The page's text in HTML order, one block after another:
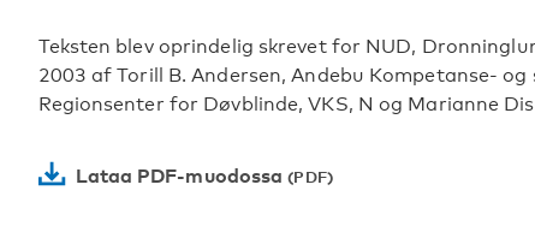
Teksten blev oprindelig skrevet for NUD,
2003 af Torill B. Andersen, Andebu Kompetanse-
Regionsenter for Døvblinde, VKS, N og Marianne
Lataa PDF-muodossa